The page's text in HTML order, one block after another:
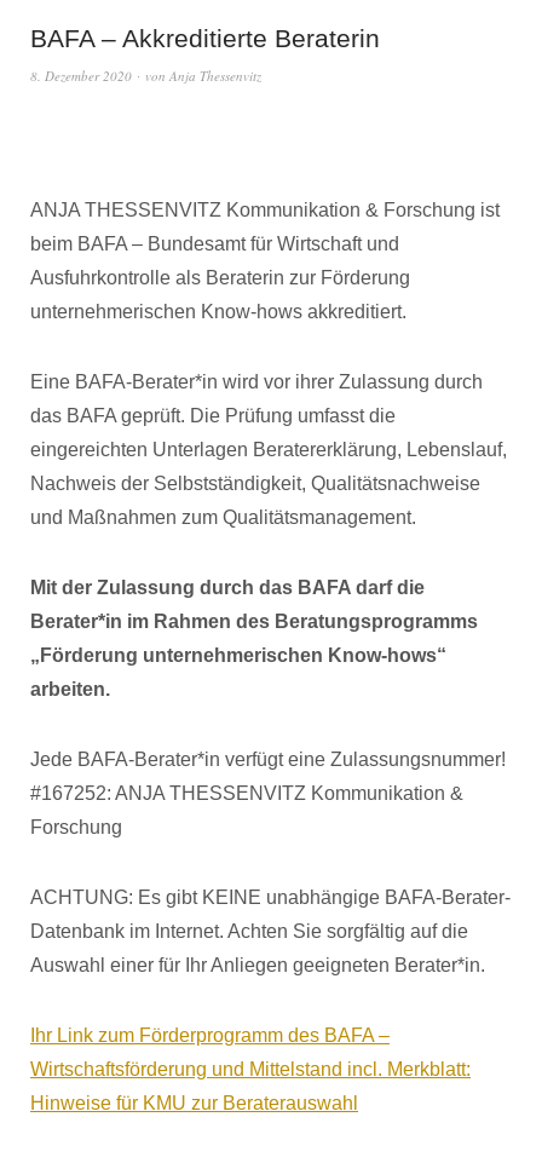
BAFA – Akkreditierte Beraterin
8. Dezember 2020 von Anja Thessenvitz
ANJA THESSENVITZ Kommunikation & Forschung ist
beim BAFA – Bundesamt für Wirtschaft und
Ausfuhrkontrolle als Beraterin zur Förderung
unternehmerischen Know-hows akkreditiert.
Eine BAFA-Berater*in wird vor ihrer Zulassung durch
das BAFA geprüft. Die Prüfung umfasst die
eingereichten Unterlagen Beratererklärung, Lebenslauf,
Nachweis der Selbstständigkeit, Qualitätsnachweise
und Maßnahmen zum Qualitätsmanagement.
Mit der Zulassung durch das BAFA darf die
Berater*in im Rahmen des Beratungsprogramms
„Förderung unternehmerischen Know-hows“
arbeiten.
Jede BAFA-Berater*in verfügt eine Zulassungsnummer!
#167252: ANJA THESSENVITZ Kommunikation &
Forschung
ACHTUNG: Es gibt KEINE unabhängige BAFA-Berater-
Datenbank im Internet. Achten Sie sorgfältig auf die
Auswahl einer für Ihr Anliegen geeigneten Berater*in.
Ihr Link zum Förderprogramm des BAFA –
Wirtschaftsförderung und Mittelstand incl. Merkblatt:
Hinweise für KMU zur Beraterauswahl